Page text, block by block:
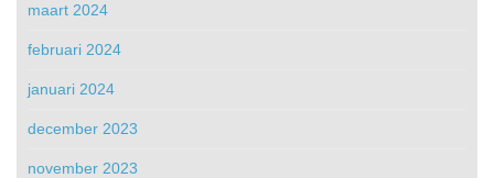
maart 2024
februari 2024
januari 2024
december 2023
november 2023